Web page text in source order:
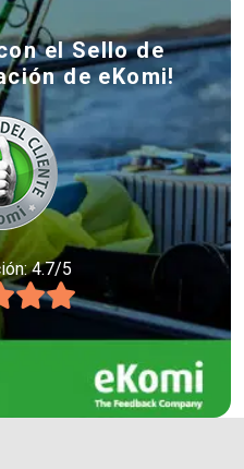
el Sello de
de eKomi!
4.7/5